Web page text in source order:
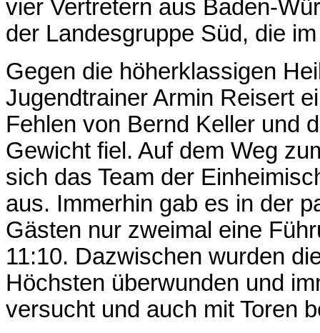
vier Vertretern aus Baden-
der Landesgruppe Süd, die
Gegen die höherklassigen
Jugendtrainer Armin Reisert
Fehlen von Bernd Keller und
Gewicht fiel. Auf dem Weg
sich das Team der
aus. Immerhin gab es in der
Gästen nur zweimal eine
11:10. Dazwischen wurden
Höchsten überwunden und
versucht und auch mit Toren